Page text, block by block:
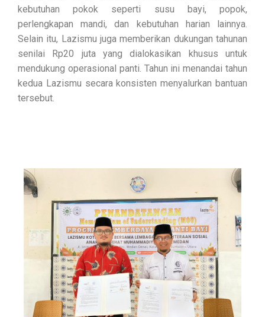
kebutuhan pokok seperti susu bayi, popok,
perlengkapan mandi, dan kebutuhan harian lainnya.
Selain itu, Lazismu juga memberikan dukungan tahunan
senilai Rp20 juta yang dialokasikan khusus untuk
mendukung operasional panti. Tahun ini menandai tahun
kedua Lazismu secara konsisten menyalurkan bantuan
tersebut.